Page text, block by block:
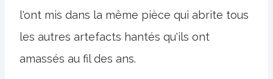
l'ont mis dans la même pièce qui abrite tous
les autres artefacts hantés qu'ils ont
amassés au fil des ans.